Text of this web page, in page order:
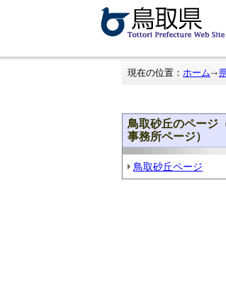
現在の位置： ホーム
鳥取砂丘のページ
事務所ページ）
鳥取砂丘ページ